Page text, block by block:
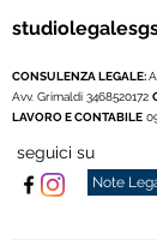
CONSULENZA LEGALE:
Avv. Grimaldi 3468520172
LAVORO E CONTABILE
seguici su
Note